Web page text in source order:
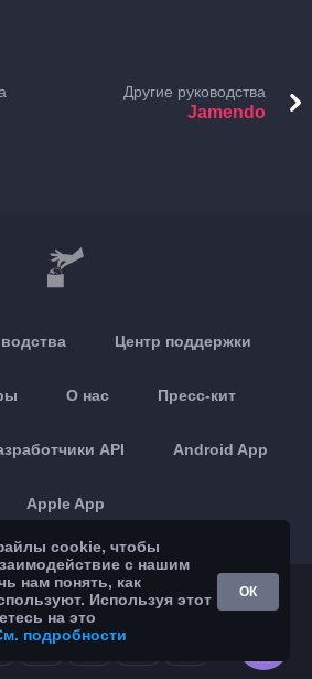
Другие руководства
Jamendo
Центр поддержки
О нас Пресс-кит
API Android App
Apple App
Статус сервиса
cookie, чтобы
с нашим
нам понять, как
Используя этот
на это
подробности
ОК